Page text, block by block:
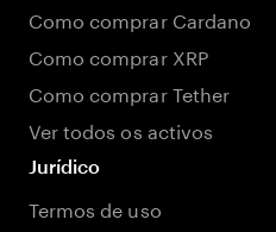
Como comprar Cardano
Como comprar XRP
Como comprar Tether
Ver todos os activos
Jurídico
Termos de uso